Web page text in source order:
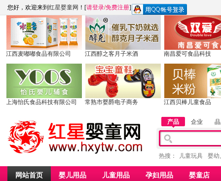
您好，欢迎来到 红星婴童网 ！[请登录/免费注册]
江西麦嘟嘟食品有限公司 江西醇之客月子米酒 南昌爱可食品科技
上海怡氏食品科技有限公司 常熟市婴爵电子商务 江西贝棒儿童食品
产品 企业
热搜： 儿童玩具 婴幼
网站首页 婴儿用品 儿童用品 孕妇用品 婴童店